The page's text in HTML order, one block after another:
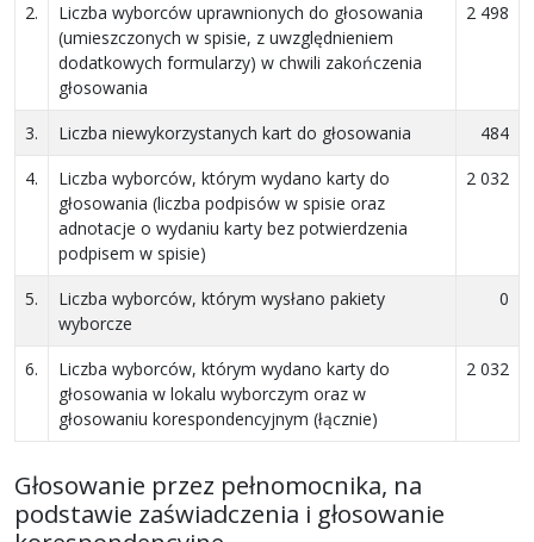
2.
Liczba wyborców uprawnionych do głosowania
(umieszczonych w spisie, z uwzględnieniem
dodatkowych formularzy) w chwili zakończenia
głosowania
2 498
3. Liczba niewykorzystanych kart do głosowania
484
4.
Liczba wyborców, którym wydano karty do
głosowania (liczba podpisów w spisie oraz
adnotacje o wydaniu karty bez potwierdzenia
podpisem w spisie)
2 032
5.
Liczba wyborców, którym wysłano pakiety
wyborcze
0
6.
Liczba wyborców, którym wydano karty do
głosowania w lokalu wyborczym oraz w
głosowaniu korespondencyjnym (łącznie)
2 032
Głosowanie przez pełnomocnika, na
podstawie zaświadczenia i głosowanie